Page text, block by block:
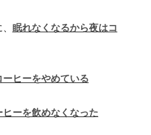
眠れなくなるから夜はコ
ヒーをやめている
ヒーを飲めなくなった